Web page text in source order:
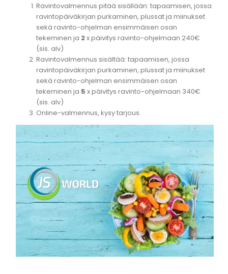
Ravintovalmennus pitää sisällään: tapaamisen, jossa
ravintopäiväkirjan purkaminen, plussat ja miinukset
sekä ravinto-ohjelman ensimmäisen osan
tekeminen ja 2x päivitys ravinto-ohjelmaan 240€
(sis. alv)
Ravintovalmennus sisältää: tapaamisen, jossa
ravintopäiväkirjan purkaminen, plussat ja miinukset
sekä ravinto-ohjelman ensimmäisen osan
tekeminen ja 5 x päivitys ravinto-ohjelmaan 340€
(sis. alv)
Online-valmennus, kysy tarjous.